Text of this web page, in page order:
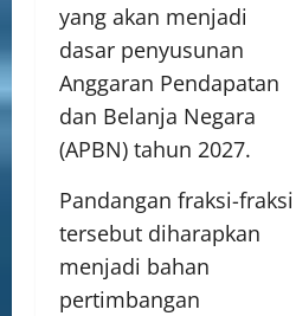
yang akan menjadi
dasar penyusunan
Anggaran Pendapatan
dan Belanja Negara
(APBN) tahun 2027.
Pandangan fraksi-fraksi
tersebut diharapkan
menjadi bahan
pertimbangan